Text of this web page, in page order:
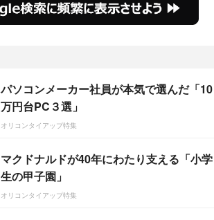
パソコンメーカー社員が本気で選んだ「10
万円台PC３選」
オリコンタイアップ特集
マクドナルドが40年にわたり支える「小学
生の甲子園」
オリコンタイアップ特集